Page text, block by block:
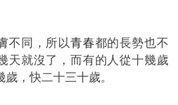
不同，所以青春都的長勢也不
天就沒了，而有的人從十幾歲
，快二十三十歲。